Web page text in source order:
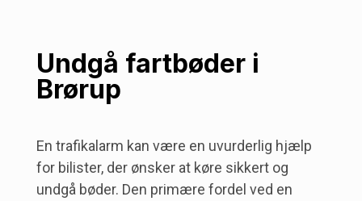
Undgå fartbøder i
Brørup
En trafikalarm kan være en uvurderlig hjælp
for bilister, der ønsker at køre sikkert og
undgå bøder. Den primære fordel ved en